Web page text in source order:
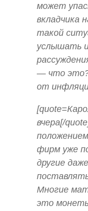
может
вкладчика
такой
услышать
— что это?
от
вчера[/
фирм уже
другие
Многие
это